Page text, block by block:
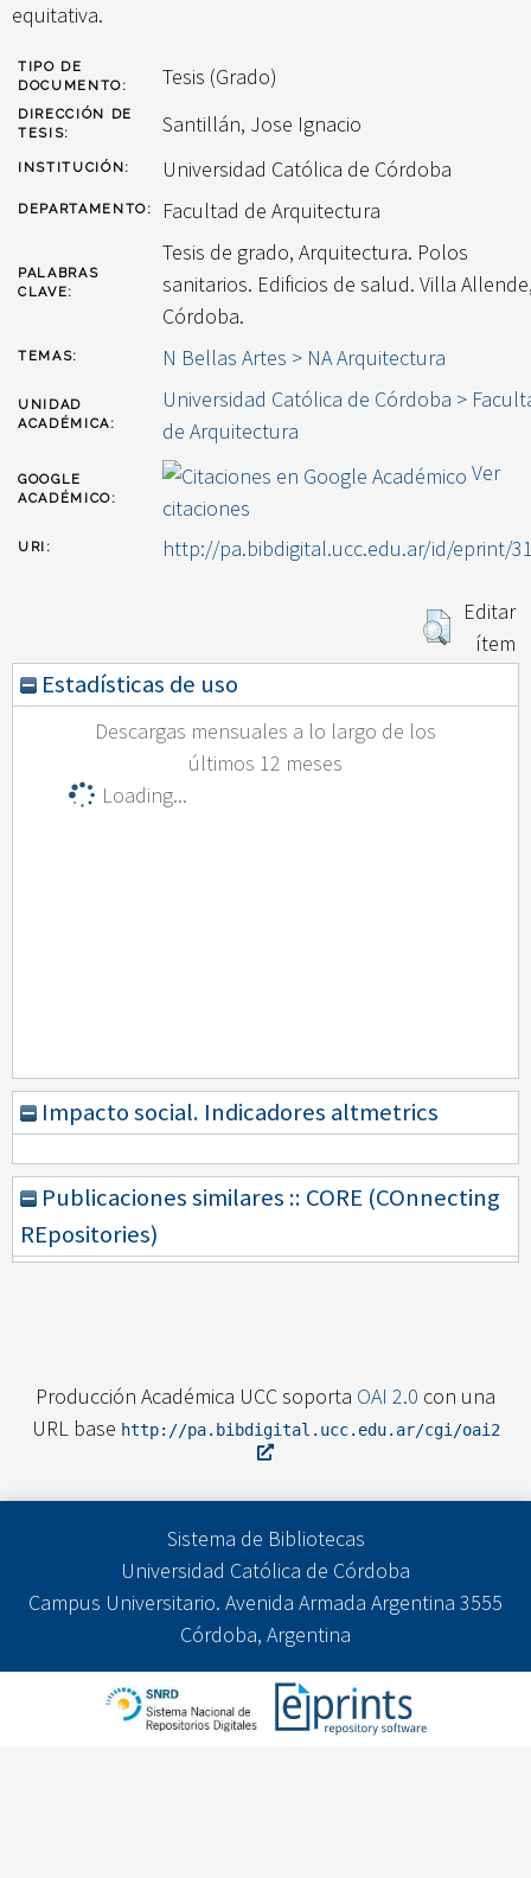
equitativa.
TIPO DE
DOCUMENTO:
Tesis (Grado)
DIRECCIÓN DE
TESIS:
Santillán, Jose Ignacio
INSTITUCIÓN: Universidad Católica de Córdoba
DEPARTAMENTO: Facultad de Arquitectura
PALABRAS
CLAVE:
Tesis de grado, Arquitectura. Polos
sanitarios. Edificios de salud. Villa
Córdoba.
TEMAS: N Bellas Artes > NA Arquitectura
UNIDAD
ACADÉMICA:
Universidad Católica de Córdoba >
de Arquitectura
GOOGLE
ACADÉMICO:
Ver
citaciones
URI: http://pa.bibdigital.ucc.edu.ar/id/eprint/
Editar
ítem
Estadísticas de uso
Descargas mensuales a lo largo de los
últimos 12 meses
Loading...
Impacto social. Indicadores altmetrics
Publicaciones similares :: CORE (COnnecting
REpositories)
Producción Académica UCC soporta OAI 2.0 con una
URL base http://pa.bibdigital.ucc.edu.ar/cgi/oai2
Sistema de Bibliotecas
Universidad Católica de Córdoba
Campus Universitario. Avenida Armada Argentina 3555
Córdoba, Argentina